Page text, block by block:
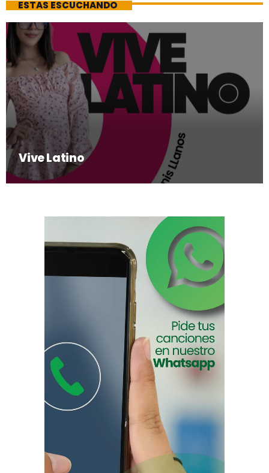
ESTAS ESCUCHANDO
Vive Latino